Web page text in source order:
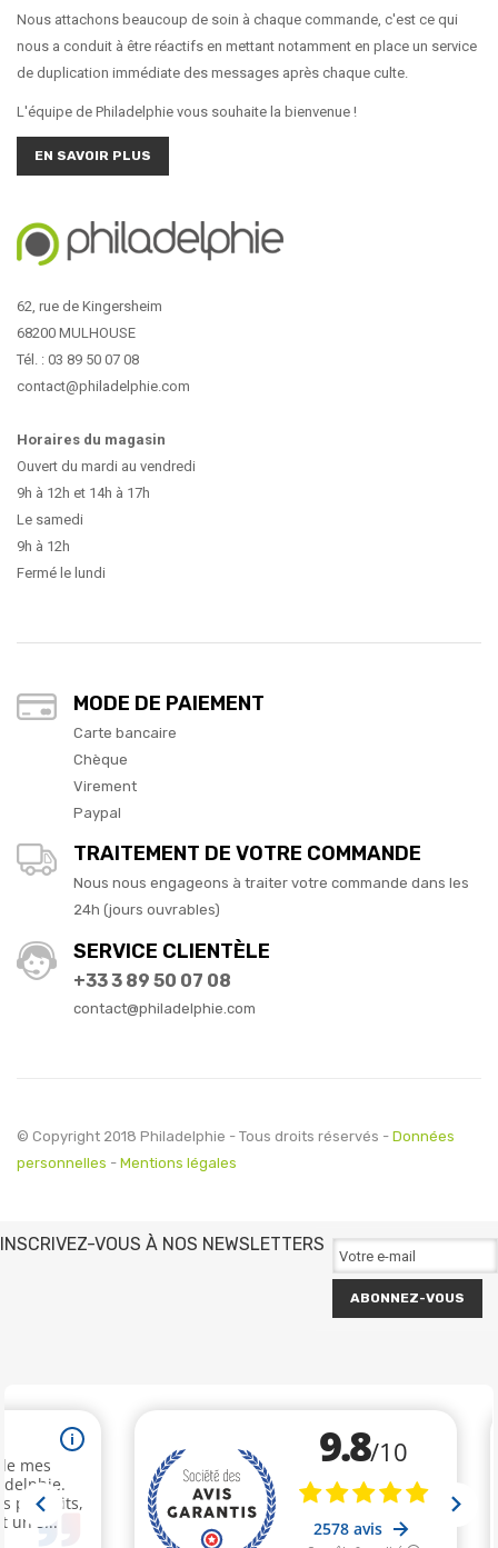
Nous attachons beaucoup de soin à chaque commande, c'est ce qui
nous a conduit à être réactifs en mettant notamment en place un service
de duplication immédiate des messages après chaque culte.
L'équipe de Philadelphie vous souhaite la bienvenue !
EN SAVOIR PLUS
62, rue de Kingersheim
68200 MULHOUSE
Tél. : 03 89 50 07 08
contact@philadelphie.com
Horaires du magasin
Ouvert du mardi au vendredi
9h à 12h et 14h à 17h
Le samedi
9h à 12h
Fermé le lundi
MODE DE PAIEMENT
Carte bancaire
Chèque
Virement
Paypal
TRAITEMENT DE VOTRE COMMANDE
Nous nous engageons à traiter votre commande dans les
24h (jours ouvrables)
SERVICE CLIENTÈLE
+33 3 89 50 07 08
contact@philadelphie.com
© Copyright 2018 Philadelphie - Tous droits réservés - Données
personnelles - Mentions légales
INSCRIVEZ-VOUS À NOS NEWSLETTERS
ABONNEZ-VOUS